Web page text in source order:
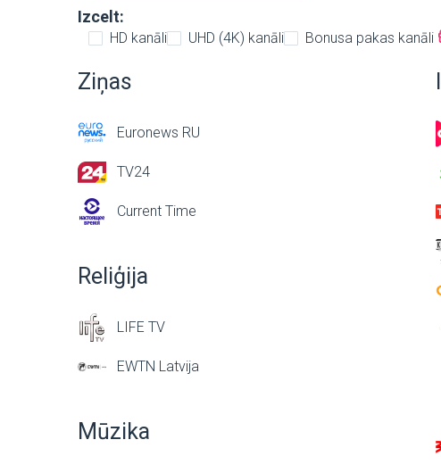
Izcelt:
HD kanāli UHD (4K) kanāli Bonusa pakas kanāli
Ziņas
Euronews RU
TV24
Current Time
Reliģija
LIFE TV
EWTN Latvija
Mūzika